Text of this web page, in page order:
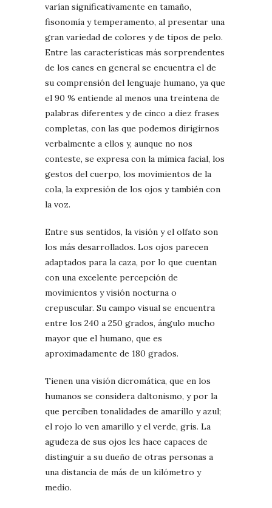
varían significativamente en tamaño,
fisonomía y temperamento, al presentar una
gran variedad de colores y de tipos de pelo.
Entre las características más sorprendentes
de los canes en general se encuentra el de
su comprensión del lenguaje humano, ya que
el 90 % entiende al menos una treintena de
palabras diferentes y de cinco a diez frases
completas, con las que podemos dirigirnos
verbalmente a ellos y, aunque no nos
conteste, se expresa con la mímica facial, los
gestos del cuerpo, los movimientos de la
cola, la expresión de los ojos y también con
la voz.
Entre sus sentidos, la visión y el olfato son
los más desarrollados. Los ojos parecen
adaptados para la caza, por lo que cuentan
con una excelente percepción de
movimientos y visión nocturna o
crepuscular. Su campo visual se encuentra
entre los 240 a 250 grados, ángulo mucho
mayor que el humano, que es
aproximadamente de 180 grados.
Tienen una visión dicromática, que en los
humanos se considera daltonismo, y por la
que perciben tonalidades de amarillo y azul;
el rojo lo ven amarillo y el verde, gris. La
agudeza de sus ojos les hace capaces de
distinguir a su dueño de otras personas a
una distancia de más de un kilómetro y
medio.